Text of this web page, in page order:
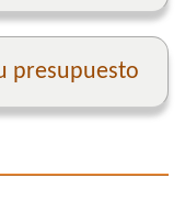
presupuesto